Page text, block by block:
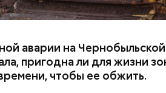
аварии на
пригодна ли для жизни
чтобы ее обжить.